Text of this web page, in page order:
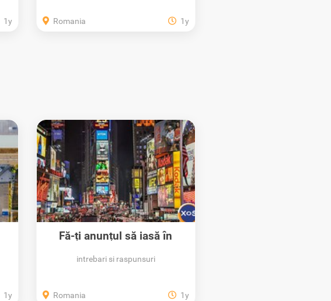
1y Romania 1y
1y
Fă-ți anunțul să iasă în
intrebari si raspunsuri
Romania 1y